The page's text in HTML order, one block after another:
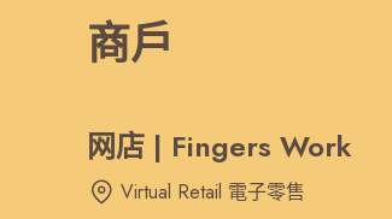
热门
商戶
网店 | Fingers Work
Virtual Retail 電子零售